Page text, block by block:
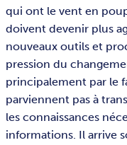
qui ont le vent en
doivent devenir plus
nouveaux outils et
pression du
principalement par le
parviennent pas à
les connaissances
informations. Il arrive